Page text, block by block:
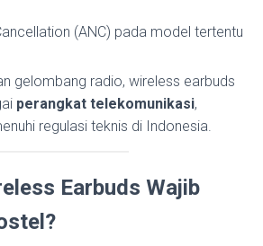
(ANC) pada model tertentu
gelombang radio, wireless earbuds
perangkat telekomunikasi,
regulasi teknis di Indonesia.
Earbuds Wajib